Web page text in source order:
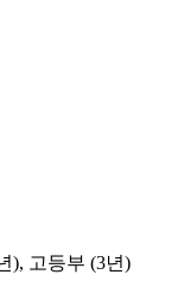
), 고등부 (3년)